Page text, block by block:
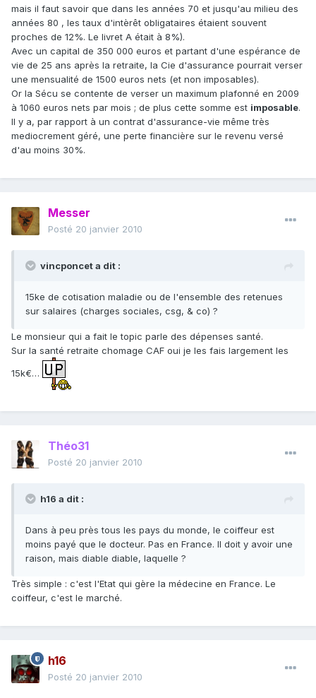
mais il faut savoir que dans les années 70 et jusqu'au milieu des
années 80 , les taux d'intèrêt obligataires étaient souvent
proches de 12%. Le livret A était à 8%).
Avec un capital de 350 000 euros et partant d'une espérance de
vie de 25 ans après la retraite, la Cie d'assurance pourrait verser
une mensualité de 1500 euros nets (et non imposables).
Or la Sécu se contente de verser un maximum plafonné en 2009
à 1060 euros nets par mois ; de plus cette somme est imposable.
Il y a, par rapport à un contrat d'assurance-vie même très
mediocrement géré, une perte financière sur le revenu versé
d'au moins 30%.
Messer
Posté 20 janvier 2010
vincponcet a dit :
15ke de cotisation maladie ou de l'ensemble des retenues
sur salaires (charges sociales, csg, & co) ?
Le monsieur qui a fait le topic parle des dépenses santé.
Sur la santé retraite chomage CAF oui je les fais largement les
15k€…
Théo31
Posté 20 janvier 2010
h16 a dit :
Dans à peu près tous les pays du monde, le coiffeur est
moins payé que le docteur. Pas en France. Il doit y avoir une
raison, mais diable diable, laquelle ?
Très simple : c'est l'Etat qui gère la médecine en France. Le
coiffeur, c'est le marché.
h16
Posté 20 janvier 2010